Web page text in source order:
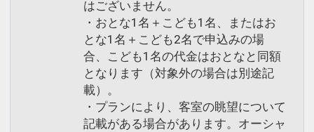
はございません。
・おとな1名＋こども1名、またはお
とな1名＋こども2名で申込みの場
合、こども1名の代金はおとなと同額
となります（対象外の場合は別途記
載）。
・プランにより、客室の眺望について
記載がある場合があります。オーシャ